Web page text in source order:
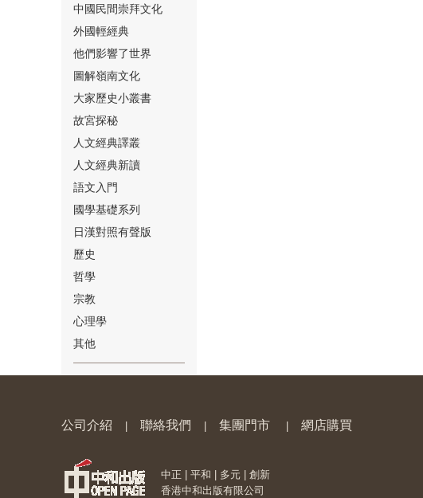
⑯
⑰
⑱
⑳
中國民間崇拜文化
外國輕經典
他們影響了世界
圖解嶺南文化
大家歷史小叢書
故宮探秘
人文經典譯叢
人文經典新讀
語文入門
國學基礎系列
日漢對照有聲版
歷史
哲學
宗教
心理學
其他
公司介紹 聯絡我們 集團門市 網店購買
中正 | 平和 | 多元 | 創新
香港中和出版有限公司